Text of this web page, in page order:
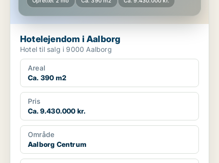
Hotelejendom i Aalborg
Hotel til salg i 9000 Aalborg
Areal
Ca. 390 m2
Pris
Ca. 9.430.000 kr.
Område
Aalborg Centrum